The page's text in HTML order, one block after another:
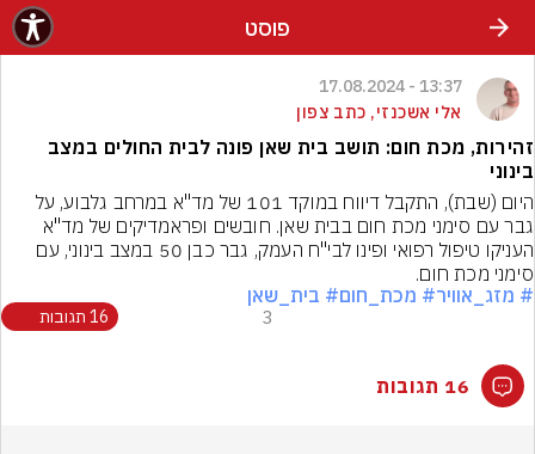
פוסט
13:37 - 17.08.2024
אלי אשכנזי, כתב צפון
זהירות, מכת חום: תושב בית שאן פונה לבית החולים במצב
בינוני
סימני מכת חום.
# מזג_אוויר# מכת_חום# בית_שאן
3 16 תגובות
16 תגובות